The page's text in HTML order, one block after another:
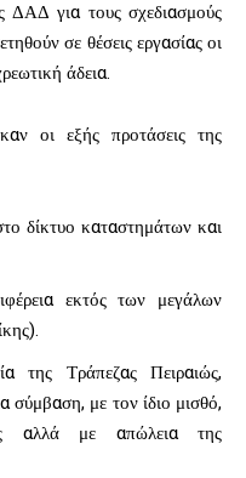
ΔΑΔ για τους σχεδιασμούς
σε θέσεις εργασίας οι
άδεια.
οι εξής προτάσεις της
δίκτυο καταστημάτων και
εκτός των μεγάλων
της Τράπεζας Πειραιώς,
με τον ίδιο μισθό,
αλλά με απώλεια της